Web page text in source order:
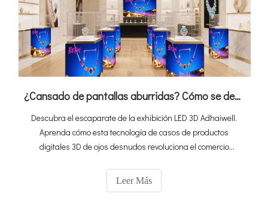
¿Cansado de pantallas aburridas? Cómo se destacan la vitrina LED 3D hace que sus productos
Descubra el escaparate de la exhibición LED 3D Adhaiwell.
Aprenda cómo esta tecnología de casos de productos
digitales 3D de ojos desnudos revoluciona el comercio
ventas con pantallas inmersivas y virtuales de productos
reales.
Leer Más